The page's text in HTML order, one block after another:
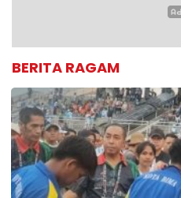
BERITA RAGAM